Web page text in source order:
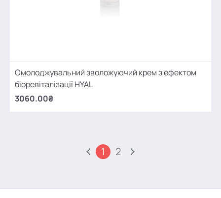
Омолоджувальний зволожуючий крем з ефектом
біоревіталізації HYAL
3060.00₴
1 2